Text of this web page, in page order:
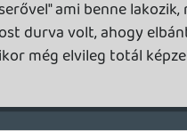
viszont jó kis sci-fi volt,
nem bántam meg, hogy